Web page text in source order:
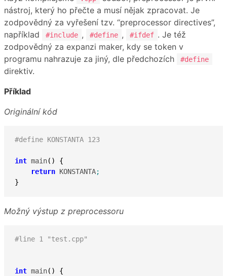
nástroj, který ho přečte a musí nějak zpracovat. Je
zodpovědný za vyřešení tzv. “preprocessor directives”,
například
#include , #define , #ifdef . Je též
zodpovědný za expanzi maker, kdy se token v
programu nahrazuje za jiný, dle předchozích
#define
direktiv.
Příklad
Originální kód
#define KONSTANTA 123
int main( )
{
return KONSTANTA;
}
Možný výstup z preprocessoru
#line 1 "test.cpp"
int main( )
{